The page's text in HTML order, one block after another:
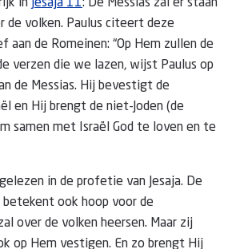
in Jesaja 11: De Messias zal er staan
de volken. Paulus citeert deze
aan de Romeinen: “Op Hem zullen de
verzen die we lazen, wijst Paulus op
de Messias. Hij bevestigt de
en Hij brengt de niet-Joden (de
samen met Israël God te loven en te
in de profetie van Jesaja. De
betekent ook hoop voor de
over de volken heersen. Maar zij
op Hem vestigen. En zo brengt Hij